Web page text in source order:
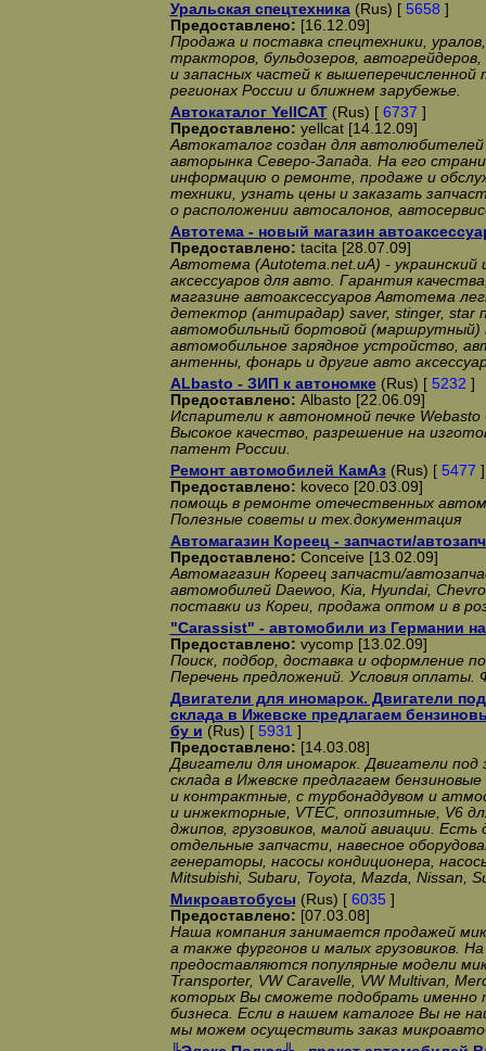
Уральская спецтехника(Rus) [ 5658 ]
Предоставлено: [16.12.09]
Продажа и поставка спецтехники,
тракторов, бульдозеров,
и запасных частей к вышеперечисленной
регионах России и ближнем зарубежье.
Автокаталог YellCAT(Rus) [ 6737 ]
Предоставлено: yellcat [14.12.09]
Автокаталог создан для автолюбителей
авторынка Северо-Запада. На его
информацию о ремонте, продаже и
техники, узнать цены и заказать
о расположении автосалонов,
Автотема - новый магазин
Предоставлено: tacita [28.07.09]
Автотема (Autotema.net.uA) -
аксессуаров для авто. Гарантия
магазине автоаксессуаров Автотема
детектор (антирадар) saver, stinger, star
автомобильный бортовой (маршрутный)
автомобильное зарядное устройство,
антенны, фонарь и другие авто
ALbasto - ЗИП к автономке(Rus) [ 5232 ]
Предоставлено: Albasto [22.06.09]
Испарители к автономной печке
Высокое качество, разрешение на
патент России.
Ремонт автомобилей КамАз(Rus) [ 5477 ]
Предоставлено: koveco [20.03.09]
помощь в ремонте отечественных
Полезные советы и тех.документация
Автомагазин Кореец - запчасти/
Предоставлено: Conceive [13.02.09]
Автомагазин Кореец запчасти/
автомобилей Daewoo, Kia, Hyundai,
поставки из Кореи, продажа оптом и в
"Carassist" - автомобили из Германии на
Предоставлено: vycomp [13.02.09]
Поиск, подбор, доставка и оформление
Перечень предложений. Условия оплаты.
Двигатели для иномарок. Двигатели
склада в Ижевске предлагаем
бу и (Rus) [ 5931 ]
Предоставлено: [14.03.08]
Двигатели для иномарок. Двигатели под
склада в Ижевске предлагаем
и контрактные, с турбонаддувом и
и инжекторные, VTEC, оппозитные, V6
джипов, грузовиков, малой авиации. Есть
отдельные запчасти, навесное
генераторы, насосы кондиционера,
Mitsubishi, Subaru, Toyota, Mazda, Nissan,
Микроавтобусы (Rus) [ 6035 ]
Предоставлено: [07.03.08]
Наша компания занимается продажей
а также фургонов и малых грузовиков.
предоставляются популярные модели
Transporter, VW Caravelle, VW Multivan,
которых Вы сможете подобрать именно
бизнеса. Если в нашем каталоге Вы не
мы можем осуществить заказ